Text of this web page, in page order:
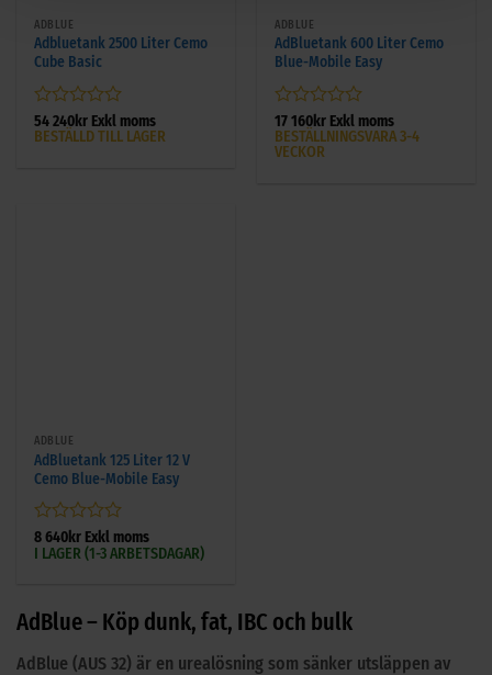
ADBLUE
Adbluetank 2500 Liter Cemo
Cube Basic
Betygsatt
0
54 240kr Exkl moms
BESTÄLLD TILL LAGER
ADBLUE
AdBluetank 600 Liter Cemo
Blue-Mobile Easy
Betygsatt
0
av
17 160kr Exkl moms
BESTÄLLNINGSVARA 3-4
VECKOR
ADBLUE
AdBluetank 125 Liter 12 V
Cemo Blue-Mobile Easy
Betygsatt
0
8 640kr Exkl moms
I LAGER (1-3 ARBETSDAGAR)
AdBlue – Köp dunk, fat, IBC och bulk
AdBlue (AUS 32) är en urealösning som sänker utsläppen av